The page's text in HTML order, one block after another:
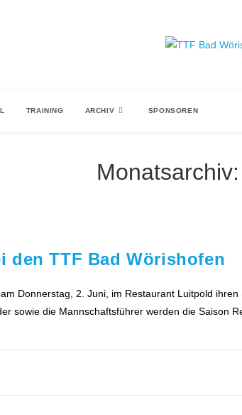
TRAINING ARCHIV SPONSOREN
den TTF Bad Wörishofen
Donnerstag, 2. Juni, im Restaurant Luitpold
sowie die Mannschaftsführer werden die Saison